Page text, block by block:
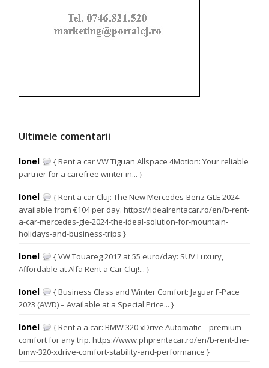
Ultimele comentarii
Ionel
{ Rent a car VW Tiguan Allspace 4Motion: Your reliable
partner for a carefree winter in... }
Ionel
{ Rent a car Cluj: The New Mercedes-Benz GLE 2024
available from €104 per day. https://idealrentacar.ro/en/b-rent-
a-car-mercedes-gle-2024-the-ideal-solution-for-mountain-
holidays-and-business-trips }
Ionel
{ VW Touareg 2017 at 55 euro/day: SUV Luxury,
Affordable at Alfa Rent a Car Cluj!... }
Ionel
{ Business Class and Winter Comfort: Jaguar F-Pace
2023 (AWD) – Available at a Special Price... }
Ionel
{ Rent a a car: BMW 320 xDrive Automatic – premium
comfort for any trip. https://www.phprentacar.ro/en/b-rent-the-
bmw-320-xdrive-comfort-stability-and-performance }